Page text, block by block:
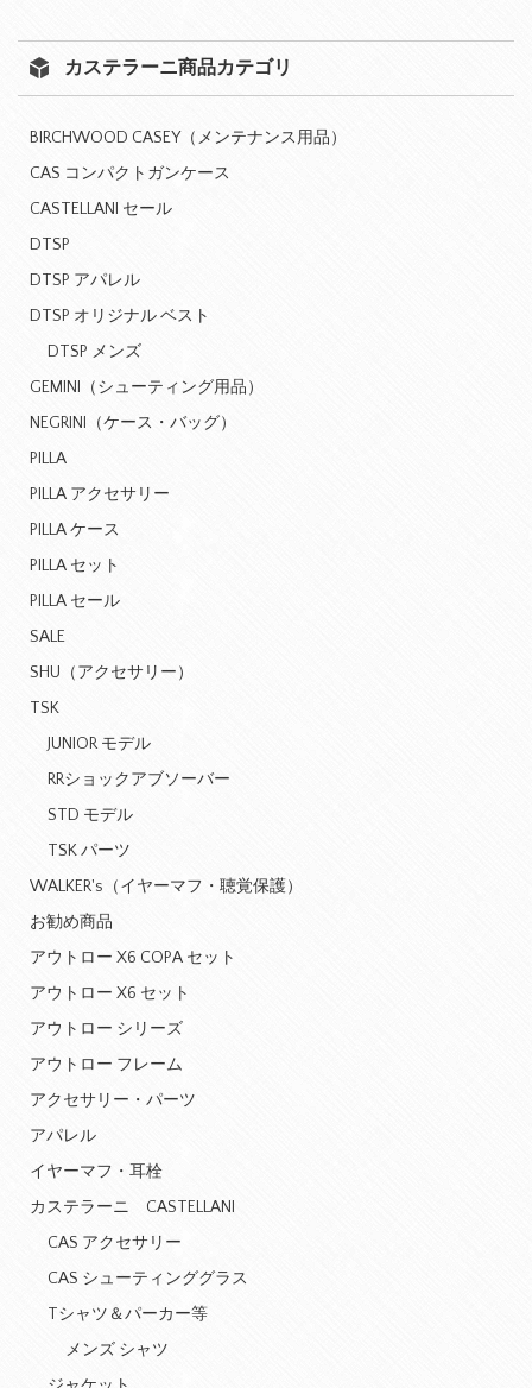
カステラーニ商品カテゴリ
BIRCHWOOD CASEY（メンテナンス用品）
CAS コンパクトガンケース
CASTELLANI セール
DTSP
DTSP アパレル
DTSP オリジナル ベスト
DTSP メンズ
GEMINI（シューティング用品）
NEGRINI（ケース・バッグ）
PILLA
PILLA アクセサリー
PILLA ケース
PILLA セット
PILLA セール
SALE
SHU（アクセサリー）
TSK
JUNIOR モデル
RRショックアブソーバー
STD モデル
TSK パーツ
WALKER's（イヤーマフ・聴覚保護）
お勧め商品
アウトロー X6 COPA セット
アウトロー X6 セット
アウトロー シリーズ
アウトロー フレーム
アクセサリー・パーツ
アパレル
イヤーマフ・耳栓
カステラーニ CASTELLANI
CAS アクセサリー
CAS シューティンググラス
Tシャツ＆パーカー等
メンズ シャツ